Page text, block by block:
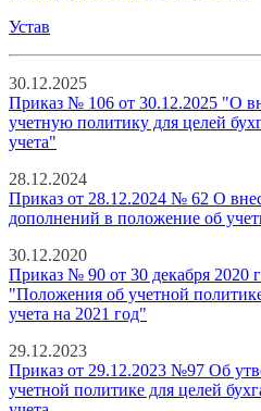
Устав
30.12.2025
Приказ № 106 от 30.12.2025 "О
учетную политику для целей
учета"
28.12.2024
Приказ от 28.12.2024 № 62 О
дополнений в положение об
30.12.2020
Приказ № 90 от 30 декабря 2020
"Положения об учетной
учета на 2021 год"
29.12.2023
Приказ от 29.12.2023 №97 Об
учетной политике для целей